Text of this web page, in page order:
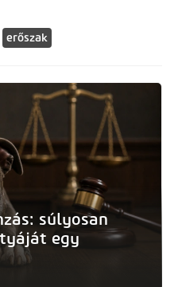
erőszak
súlyosan
egy